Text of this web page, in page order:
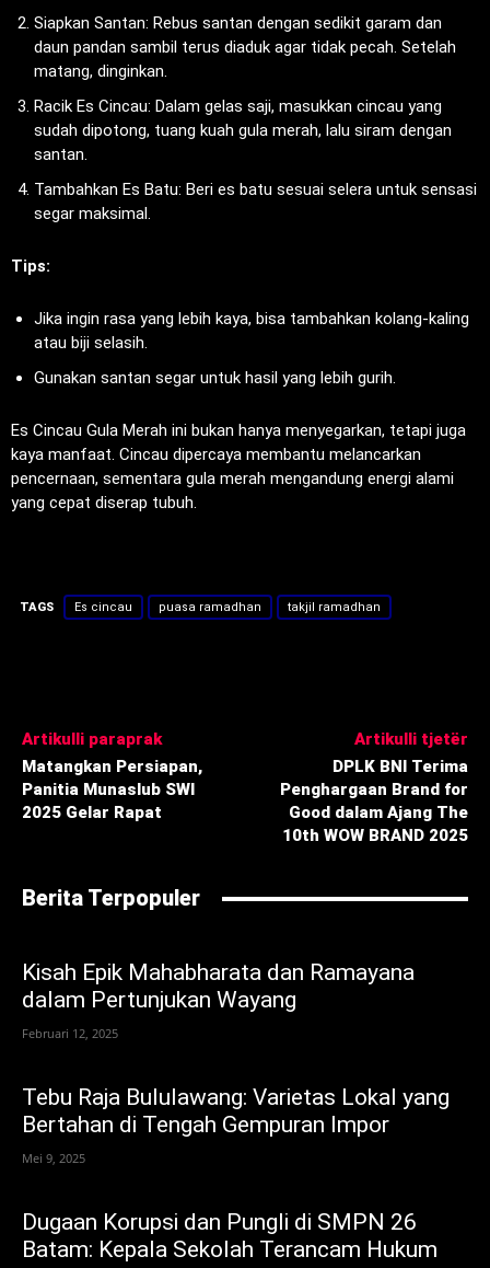
Siapkan Santan: Rebus santan dengan sedikit garam dan
daun pandan sambil terus diaduk agar tidak pecah. Setelah
matang, dinginkan.
Racik Es Cincau: Dalam gelas saji, masukkan cincau yang
sudah dipotong, tuang kuah gula merah, lalu siram dengan
santan.
Tambahkan Es Batu: Beri es batu sesuai selera untuk sensasi
segar maksimal.
Tips:
Jika ingin rasa yang lebih kaya, bisa tambahkan kolang-kaling
atau biji selasih.
Gunakan santan segar untuk hasil yang lebih gurih.
Es Cincau Gula Merah ini bukan hanya menyegarkan, tetapi juga
kaya manfaat. Cincau dipercaya membantu melancarkan
pencernaan, sementara gula merah mengandung energi alami
yang cepat diserap tubuh.
TAGS Es cincau puasa ramadhan takjil ramadhan
Artikulli paraprak
Matangkan Persiapan,
Panitia Munaslub SWI
2025 Gelar Rapat
Artikulli tjetër
DPLK BNI Terima
Penghargaan Brand for
Good dalam Ajang The
10th WOW BRAND 2025
Berita Terpopuler
Kisah Epik Mahabharata dan Ramayana
dalam Pertunjukan Wayang
Februari 12, 2025
Tebu Raja Bululawang: Varietas Lokal yang
Bertahan di Tengah Gempuran Impor
Mei 9, 2025
Dugaan Korupsi dan Pungli di SMPN 26
Batam: Kepala Sekolah Terancam Hukum